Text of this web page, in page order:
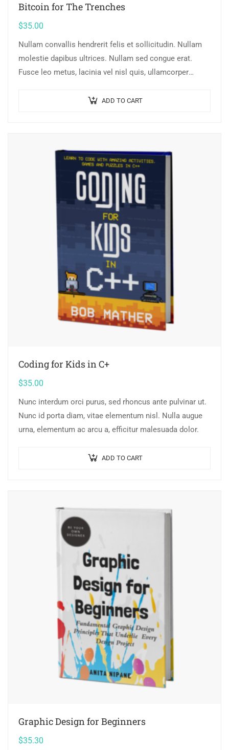
Bitcoin for The Trenches
$35.00
Nullam convallis hendrerit felis et sollicitudin. Nullam
molestie dapibus ultrices. Nullam sed congue erat.
Fusce leo metus, lacinia vel nisl quis, ullamcorper
ADD TO CART
Coding for Kids in C+
$35.00
Nunc interdum orci purus, sed rhoncus ante pulvinar ut.
Nunc id porta diam, vitae elementum nisl. Nulla augue
urna, elementum ac arcu a, efficitur malesuada dolor.
ADD TO CART
Graphic Design for Beginners
$35.30